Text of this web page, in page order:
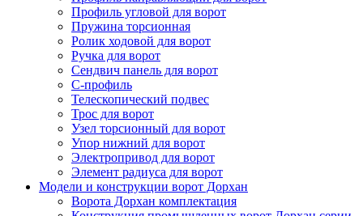
Профиль угловой для ворот
Пружина торсионная
Ролик ходовой для ворот
Ручка для ворот
Сендвич панель для ворот
С-профиль
Телескопический подвес
Трос для ворот
Узел торсионный для ворот
Упор нижний для ворот
Электропривод для ворот
Элемент радиуса для ворот
Модели и конструкции ворот Дорхан
Ворота Дорхан комплектация